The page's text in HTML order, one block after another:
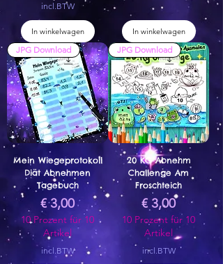
incl.BTW
In winkelwagen In winkelwagen
JPG Download
Mein Wiegeprotokoll
Diät Abnehmen
Tagebuch
Prijs
€ 3,00
10 Prozent für 10
Artikel
incl.BTW
JPG Download
20 KG Abnehm
Challenge Am
Froschteich
Prijs
€ 3,00
10 Prozent für 10
Artikel
incl.BTW